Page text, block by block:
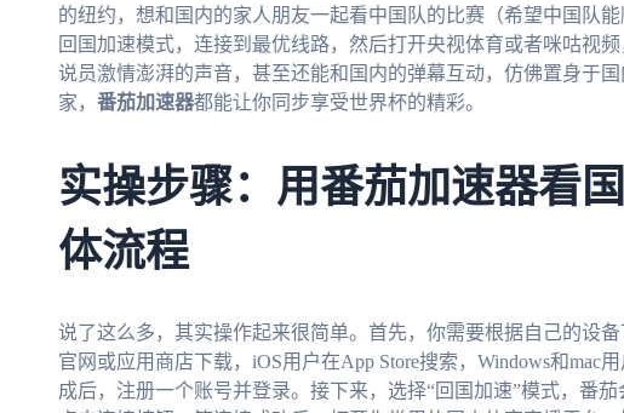
的纽约，想和国内的家人朋友一起看中国队的比赛（希望中国队
回国加速模式，连接到最优线路，然后打开央视体育或者咪咕视
说员激情澎湃的声音，甚至还能和国内的弹幕互动，仿佛置身于
家， 番茄加速器都能让你同步享受世界杯的精彩。
实操步骤：用番茄加速器看
体流程
说了这么多，其实操作起来很简单。首先，你需要根据自己的设
官网或应用商店下载，iOS用户在App Store搜索，Windows和mac
成后，注册一个账号并登录。接下来，选择“回国加速”模式，番